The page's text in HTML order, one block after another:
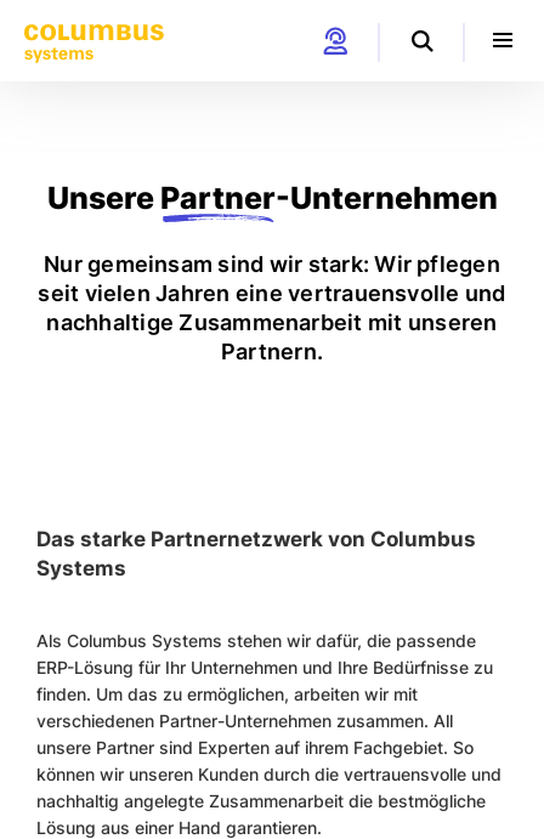
Unsere Partner-Unternehmen
Nur gemeinsam sind wir stark: Wir pflegen
seit vielen Jahren eine vertrauensvolle und
nachhaltige Zusammenarbeit mit unseren
Partnern.
Das starke Partnernetzwerk von Columbus
Systems
Als Columbus Systems stehen wir dafür, die passende
ERP-Lösung für Ihr Unternehmen und Ihre Bedürfnisse zu
finden. Um das zu ermöglichen, arbeiten wir mit
verschiedenen Partner-Unternehmen zusammen. All
unsere Partner sind Experten auf ihrem Fachgebiet. So
können wir unseren Kunden durch die vertrauensvolle und
nachhaltig angelegte Zusammenarbeit die bestmögliche
Lösung aus einer Hand garantieren.